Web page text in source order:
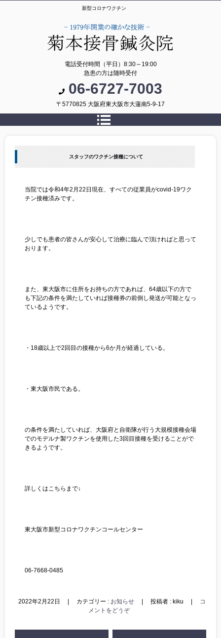
新型コロナワクチン
電話受付時間（平日）8:30～19:00
急患の方は随時受付
06-6727-7003
〒5770825 大阪府東大阪市大蓮南5-9-17
スタッフのワクチン接種について
当院では令和4年2月22日現在、すべての従業員がcovid-19ワク
チン接種済みです。
少しでも患者の皆さんが安心して治療に臨んで頂ければと思って
おります。
また、東大阪市に住所をお持ちの方であれば、64歳以下の方で
も下記の条件を満たしていれば接種券の前倒し発送が可能となっ
ているようです。
・18歳以上で2回目の接種から6か月が経過している。
・東大阪市民である。
の条件を満たしていれば、大阪府と自衛隊が行う大規模接種会場
でのモデルナ製ワクチンを使用した3回目接種を受けることがで
きるようです。
詳しくはこちらまで↓
東大阪市新型コロナワクチンコールセンター
06-7668-0485
2022年2月22日 カテゴリー : お知らせ 投稿者 : kiku
コ
メントをどうぞ